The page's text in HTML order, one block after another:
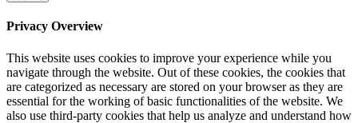
Privacy Overview
This website uses cookies to improve your experience while you
navigate through the website. Out of these cookies, the cookies that
are categorized as necessary are stored on your browser as they are
essential for the working of basic functionalities of the website. We
also use third-party cookies that help us analyze and understand how